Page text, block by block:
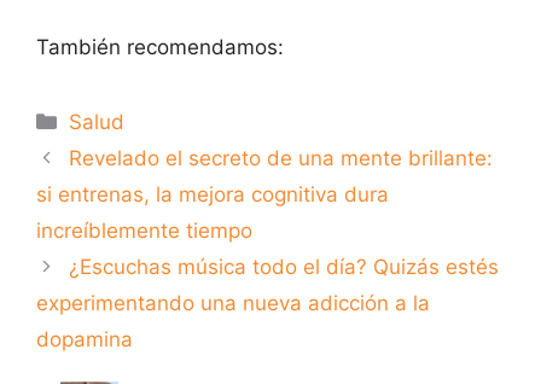
También recomendamos:
Categorías
Salud
Revelado el secreto de una mente brillante:
si entrenas, la mejora cognitiva dura
increíblemente tiempo
¿Escuchas música todo el día? Quizás estés
experimentando una nueva adicción a la
dopamina